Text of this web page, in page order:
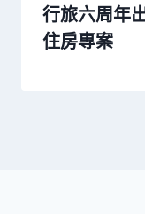
行旅六周年
住房專案